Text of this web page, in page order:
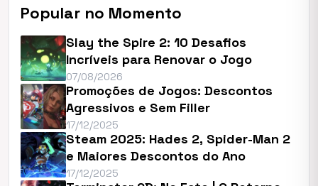
Popular no Momento
Slay the Spire 2: 10 Desafios
Incríveis para Renovar o Jogo
07/08/2026
Promoções de Jogos: Descontos
Agressivos e Sem Filler
17/12/2025
Steam 2025: Hades 2, Spider-Man 2
e Maiores Descontos do Ano
17/12/2025